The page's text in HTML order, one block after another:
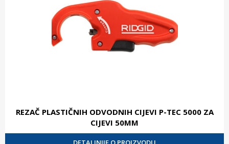
REZAČ PLASTIČNIH ODVODNIH CIJEVI P-TEC 5000 ZA
CIJEVI 50MM